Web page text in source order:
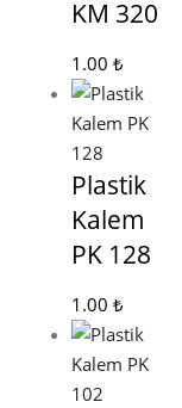
KM 320
1.00 ₺
Plastik
Kalem
PK 128
1.00 ₺